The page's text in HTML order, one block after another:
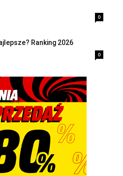
0
Ranking 2026
0